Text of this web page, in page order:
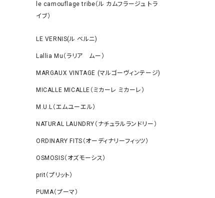
le camouflage tribe（ル カムフラージュ トラ
イブ）
LE VERNIS(ル ベルニ)
Lallia Mu（ラリア ムー）
MARGAUX VINTAGE (マルゴーヴィンテージ)
MICALLE MICALLE（ミカーレ ミカーレ）
M.U.L（エムユーエル）
NATURAL LAUNDRY（ナチュラルランドリー）
ORDINARY FITS（オーディナリーフィッツ）
OSMOSIS（オズモーシス）
prit（プリット）
PUMA（プーマ）